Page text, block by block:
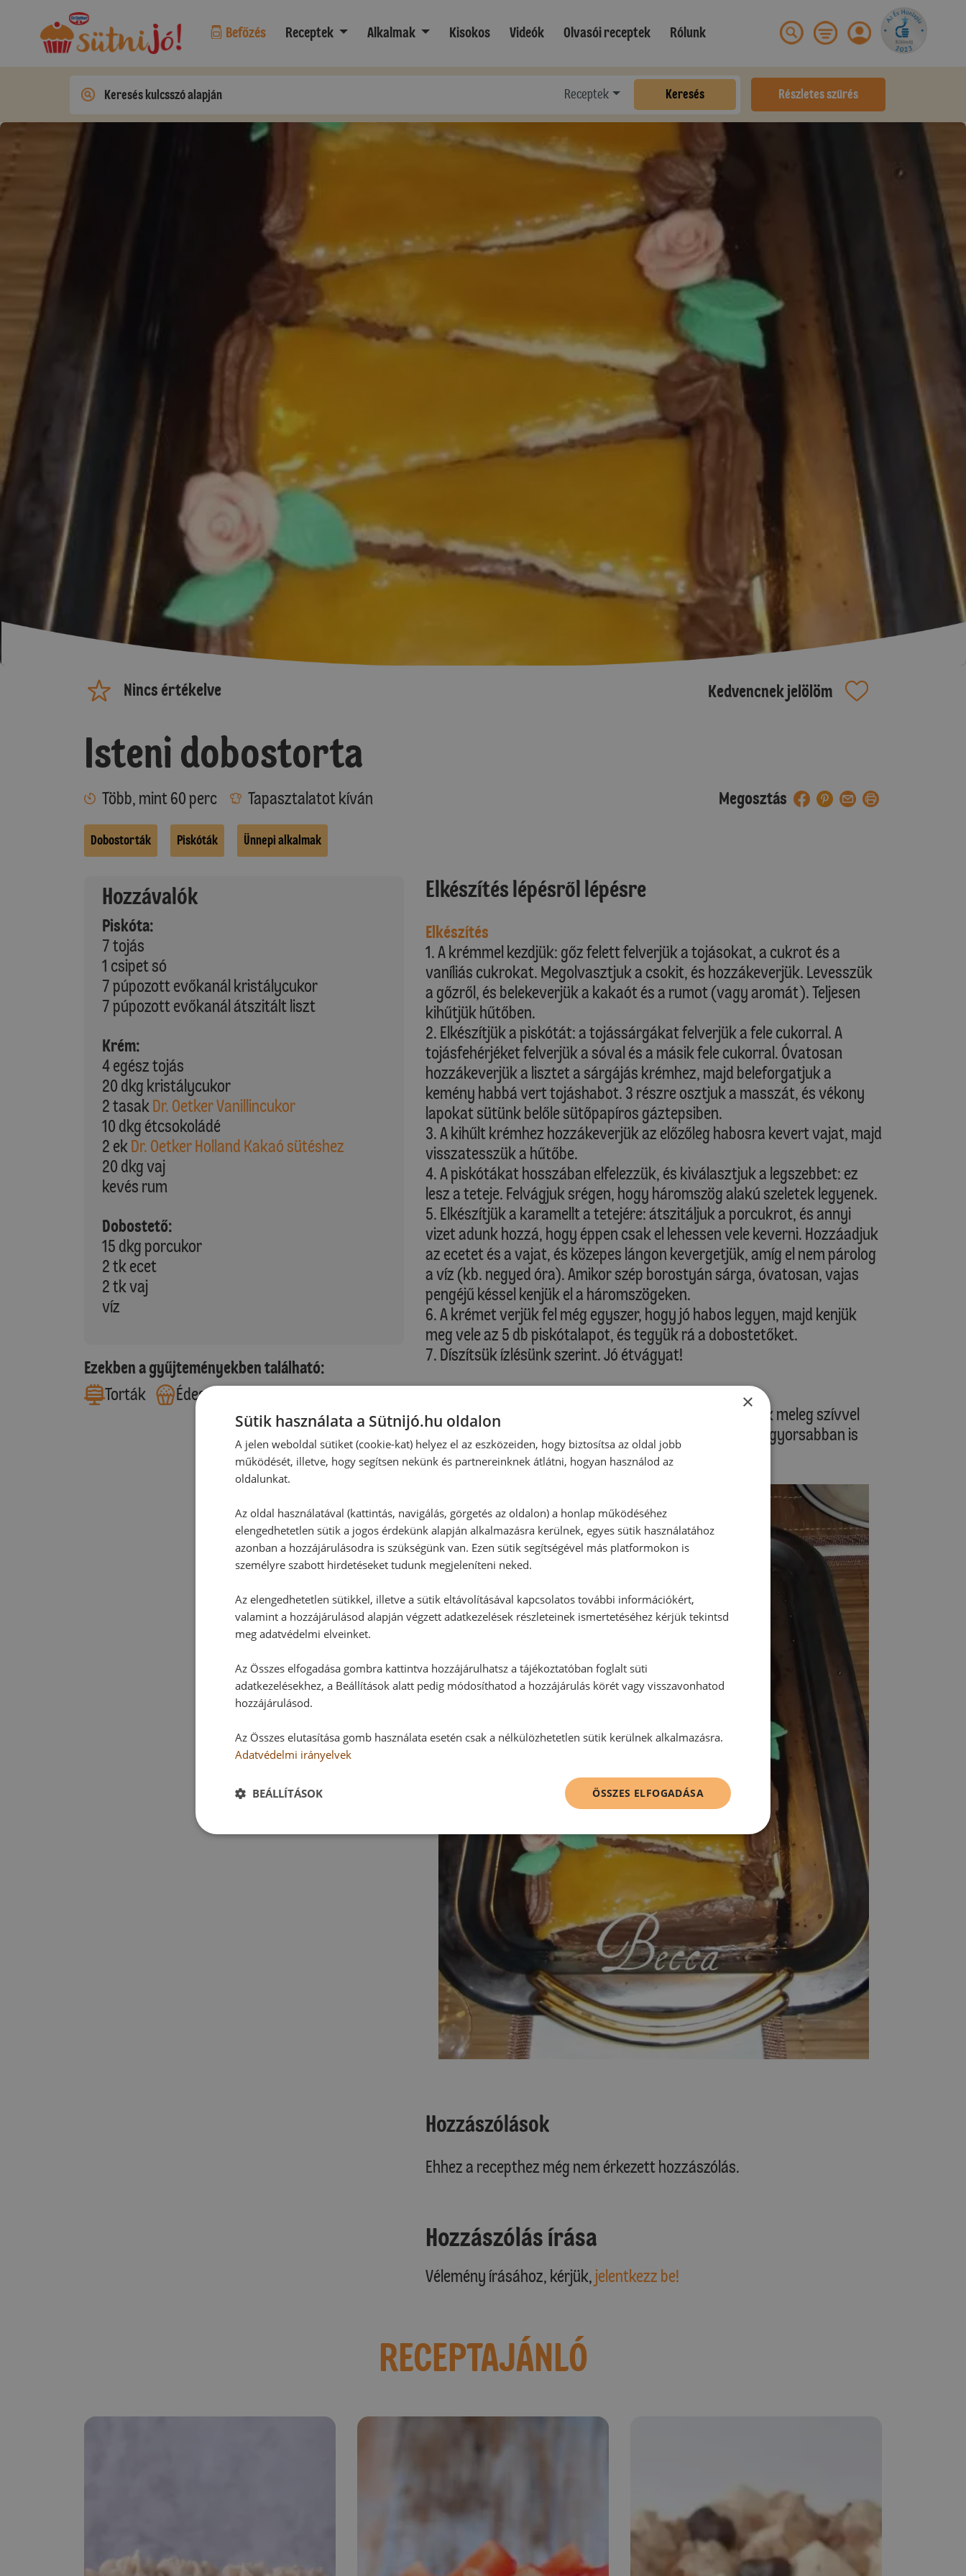
Befőzés Receptek Alkalmak Kisokos Videók Olvasói receptek Rólunk
Receptek Keresés Részletes szűrés
Nincs értékelve Kedvencnek jelölöm
Isteni dobostorta
Több, mint 60 perc Tapasztalatot kíván Megosztás
Dobostorták Piskóták Ünnepi alkalmak
Hozzávalók
Piskóta:
7 tojás
1 csipet só
7 púpozott evőkanál kristálycukor
7 púpozott evőkanál átszitált liszt
Krém:
4 egész tojás
20 dkg kristálycukor
2 tasakDr. Oetker Vanillincukor
10 dkg étcsokoládé
2 ekDr. Oetker Holland Kakaó sütéshez
20 dkg vaj
kevés rum
Dobostető:
15 dkg porcukor
2 tk ecet
2 tk vaj
víz
Ezekben a gyűjteményekben található:
Torták
Édes sütemények
Elkészítés lépésről lépésre
Elkészítés
1. A krémmel kezdjük: gőz felett felverjük a tojásokat, a cukrot és a
vaníliás cukrokat. Megolvasztjuk a csokit, és hozzákeverjük. Levesszük
a gőzről, és belekeverjük a kakaót és a rumot (vagy aromát). Teljesen
kihűtjük hűtőben.
2. Elkészítjük a piskótát: a tojássárgákat felverjük a fele cukorral. A
tojásfehérjéket felverjük a sóval és a másik fele cukorral. Óvatosan
hozzákeverjük a lisztet a sárgájás krémhez, majd beleforgatjuk a
kemény habbá vert tojáshabot. 3 részre osztjuk a masszát, és vékony
lapokat sütünk belőle sütőpapíros gáztepsiben.
3. A kihűlt krémhez hozzákeverjük az előzőleg habosra kevert vajat, majd
visszatesszük a hűtőbe.
4. A piskótákat hosszában elfelezzük, és kiválasztjuk a legszebbet: ez
lesz a teteje. Felvágjuk srégen, hogy háromszög alakú szeletek legyenek.
5. Elkészítjük a karamellt a tetejére: átszitáljuk a porcukrot, és annyi
vizet adunk hozzá, hogy éppen csak el lehessen vele keverni. Hozzáadjuk
az ecetet és a vajat, és közepes lángon kevergetjük, amíg el nem párolog
a víz (kb. negyed óra). Amikor szép borostyán sárga, óvatosan, vajas
pengéjű késsel kenjük el a háromszögeken.
6. A krémet verjük fel még egyszer, hogy jó habos legyen, majd kenjük
meg vele az 5 db piskótalapot, és tegyük rá a dobostetőket.
7. Díszítsük ízlésünk szerint. Jó étvágyat!
Ez a legkedvencebb süti és tortareceptem, mindenkinek meleg szívvel
ajánlom! Egyszerűen isteni! És így, hogy nem kör alakú, gyorsabban is
megvan, ám az ízéből cseppet sem von le! :)
Hozzászólások
Ehhez a recepthez még nem érkezett hozzászólás.
Hozzászólás írása
Vélemény írásához, kérjük, jelentkezz be!
RECEPTAJÁNLÓ
×
Sütik használata a Sütnijó.hu oldalon
A jelen weboldal sütiket (cookie-kat) helyez el az eszközeiden, hogy biztosítsa az oldal jobb
működését, illetve, hogy segítsen nekünk és partnereinknek átlátni, hogyan használod az
oldalunkat.
Az oldal használatával (kattintás, navigálás, görgetés az oldalon) a honlap működéséhez
elengedhetetlen sütik a jogos érdekünk alapján alkalmazásra kerülnek, egyes sütik használatához
azonban a hozzájárulásodra is szükségünk van. Ezen sütik segítségével más platformokon is
személyre szabott hirdetéseket tudunk megjeleníteni neked.
Az elengedhetetlen sütikkel, illetve a sütik eltávolításával kapcsolatos további információkért,
valamint a hozzájárulásod alapján végzett adatkezelések részleteinek ismertetéséhez kérjük tekintsd
meg adatvédelmi elveinket.
Az Összes elfogadása gombra kattintva hozzájárulhatsz a tájékoztatóban foglalt süti
adatkezelésekhez, a Beállítások alatt pedig módosíthatod a hozzájárulás körét vagy visszavonhatod
hozzájárulásod.
Az Összes elutasítása gomb használata esetén csak a nélkülözhetetlen sütik kerülnek alkalmazásra.
Adatvédelmi irányelvek
ÖSSZES ELFOGADÁSA
BEÁLLÍTÁSOK